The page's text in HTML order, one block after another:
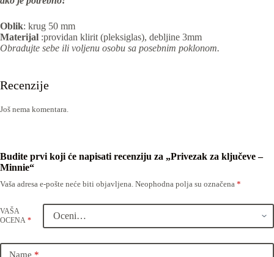
Oblik: krug 50 mm
Materijal :providan klirit (pleksiglas), debljine 3mm
Obradujte sebe ili voljenu osobu sa posebnim poklonom.
Recenzije
Još nema komentara.
Budite prvi koji će napisati recenziju za „Privezak za ključeve –
Minnie“
Vaša adresa e-pošte neće biti objavljena. Neophodna polja su označena *
VAŠA
OCENA *
Name *